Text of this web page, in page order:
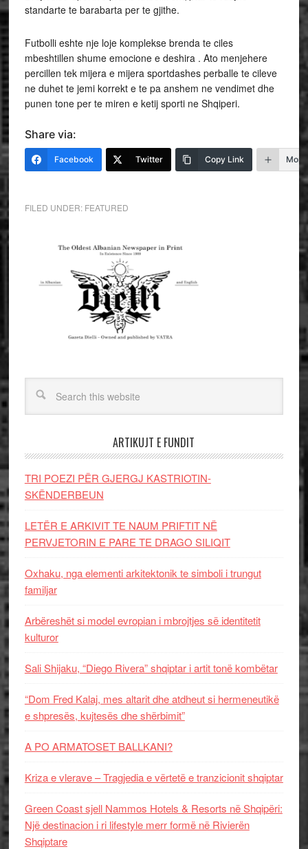
standarte te barabarta per te gjithe.
Futbolli eshte nje loje komplekse brenda te ciles
mbeshtillen shume emocione e deshira . Ato menjehere
percillen tek mijera e mijera sportdashes perballe te cileve
ne duhet te jemi korrekt e te pa anshem ne vendimet dhe
punen tone per te miren e ketij sporti ne Shqiperi.
Share via:
Facebook Twitter Copy Link More
FILED UNDER: FEATURED
ARTIKUJT E FUNDIT
TRI POEZI PËR GJERGJ KASTRIOTIN-
SKËNDERBEUN
LETËR E ARKIVIT TE NAUM PRIFTIT NË
PERVJETORIN E PARE TE DRAGO SILIQIT
Oxhaku, nga elementi arkitektonik te simboli i trungut
familjar
Arbëreshët si model evropian i mbrojtjes së identitetit
kulturor
Sali Shijaku, “Diego Rivera” shqiptar i artit tonë kombëtar
“Dom Fred Kalaj, mes altarit dhe atdheut si hermeneutikë
e shpresës, kujtesës dhe shërbimit”
A PO ARMATOSET BALLKANI?
Kriza e vlerave – Tragjedia e vërtetë e tranzicionit shqiptar
Green Coast sjell Nammos Hotels & Resorts në Shqipëri:
Një destinacion i ri lifestyle merr formë në Rivierën
Shqiptare